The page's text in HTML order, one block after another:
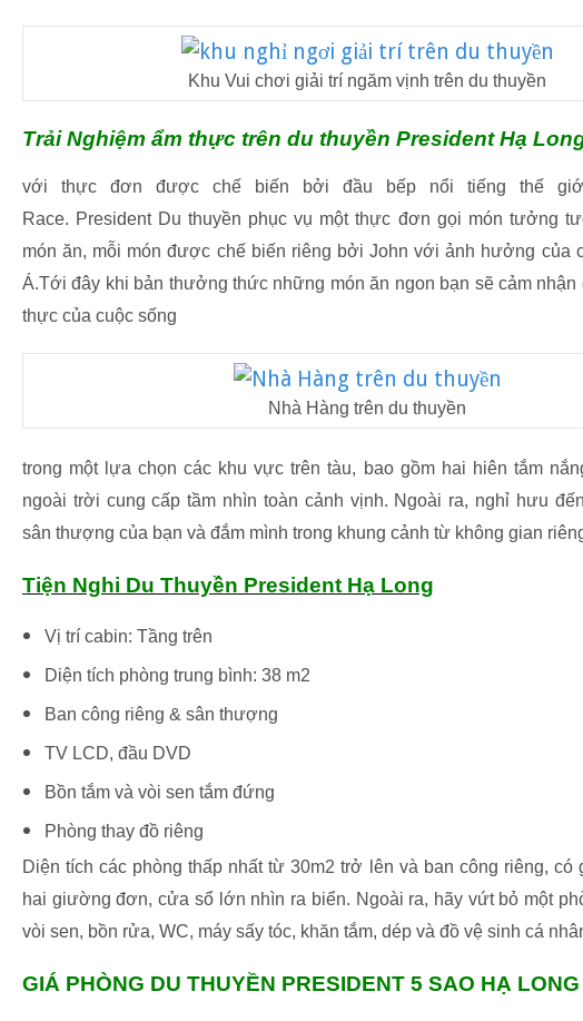
Khu Vui chơi giải trí ngăm vịnh trên du thuyền
Trải Nghiệm ẩm thực trên du thuyền President Hạ
với thực đơn được chế biến bởi đầu bếp nổi tiếng thế
Race. President Du thuyền phục vụ một thực đơn gọi món tưởng
món ăn, mỗi món được chế biến riêng bởi John với ảnh hưởng của
Á.Tới đây khi bản thưởng thức những món ăn ngon bạn sẽ cảm
thực của cuộc sống
Nhà Hàng trên du thuyền
trong một lựa chọn các khu vực trên tàu, bao gồm hai hiên tắm
ngoài trời cung cấp tầm nhìn toàn cảnh vịnh. Ngoài ra, nghỉ hưu
sân thượng của bạn và đắm mình trong khung cảnh từ không gian
Tiện Nghi Du Thuyền President Hạ Long
Vị trí cabin: Tầng trên
Diện tích phòng trung bình: 38 m2
Ban công riêng & sân thượng
TV LCD, đầu DVD
Bồn tắm và vòi sen tắm đứng
Phòng thay đồ riêng
Diện tích các phòng thấp nhất từ 30m2 trở lên và ban công riêng,
hai giường đơn, cửa sổ lớn nhìn ra biển. Ngoài ra, hãy vứt bỏ một
vòi sen, bồn rửa, WC, máy sấy tóc, khăn tắm, dép và đồ vệ sinh cá
GIÁ PHÒNG DU THUYỀN PRESIDENT 5 SAO HẠ LONG